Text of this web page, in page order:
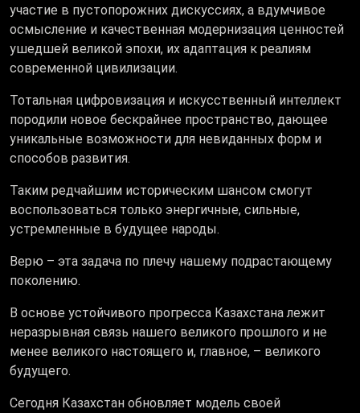
участие в пустопорожних дискуссиях, а вдумчивое
осмысление и качественная модернизация ценностей
ушедшей великой эпохи, их адаптация к реалиям
современной цивилизации.
Тотальная цифровизация и искусственный интеллект
породили новое бескрайнее пространство, дающее
уникальные возможности для невиданных форм и
способов развития.
Таким редчайшим историческим шансом смогут
воспользоваться только энергичные, сильные,
устремленные в будущее народы.
Верю – эта задача по плечу нашему подрастающему
поколению.
В основе устойчивого прогресса Казахстана лежит
неразрывная связь нашего великого прошлого и не
менее великого настоящего и, главное, – великого
будущего.
Сегодня Казахстан обновляет модель своей